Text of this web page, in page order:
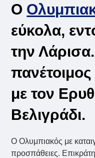
Ο
εύκολα,
την Λάρισα.
με τον
Βελιγράδι.
Ο Ολυμπιακός με
προσπάθειες.